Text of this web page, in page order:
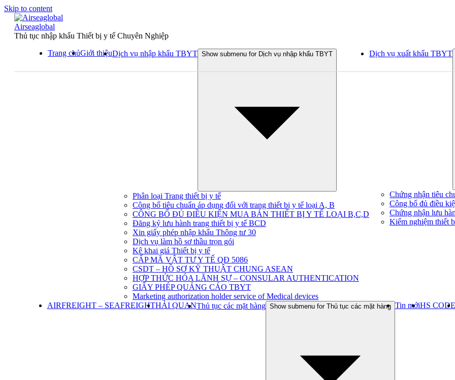
Skip to content
Airseaglobal
Thủ tục nhập khẩu Thiết bị y tế Chuyên Nghiệp
Trang chủGiới thiệuDịch vụ nhập khẩu TBYT Show submenu for Dịch vụ nhập khẩu TBYT
Phân loại Trang thiết bị y tế
Công bố tiêu chuẩn áp dụng đối với trang thiết bị y tế loại A, B
CÔNG BỐ ĐỦ ĐIỀU KIỆN MUA BÁN THIẾT BỊ Y TẾ LOẠI B,C,D
Đăng ký lưu hành trang thiết bị y tế BCD
Xin giấy phép nhập khẩu Thông tư 30
Dịch vụ làm hồ sơ thầu trọn gói
Kê khai giá Thiết bị y tế
CẤP MÃ VẬT TƯ Y TẾ QĐ 5086
CSDT – HỒ SƠ KỸ THUẬT CHUNG ASEAN
HỢP THỨC HÓA LÃNH SỰ – CONSULAR AUTHENTICATION
GIẤY PHÉP QUẢNG CÁO TBYT
Marketing authorization holder service of Medical devices
Dịch vụ xuất khẩu TBYT
Chứng nhận tiêu
Công bố đủ điều
Chứng nhận lưu
Kiểm nghiệm thiết
AIRFREIGHT – SEAFREIGHTHẢI QUANThủ tục các mặt hàng Show submenu for Thủ tục các mặt hàng Tin mớiHS CODE